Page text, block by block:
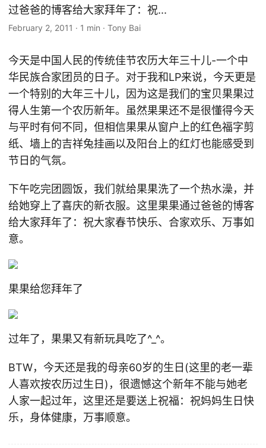
过爸爸的博客给大家拜年了：祝...
February 2, 2011 · 1 min · Tony Bai
今天是中国人民的传统佳节农历大年三十儿-一个中
华民族合家团员的日子。对于我和LP来说，今天更是
一个特别的大年三十儿，因为这是我们的宝贝果果过
得人生第一个农历新年。虽然果果还不是很懂得今天
与平时有何不同，但相信果果从窗户上的红色福字剪
纸、墙上的吉祥兔挂画以及阳台上的红灯也能感受到
节日的气氛。
下午吃完团圆饭，我们就给果果洗了一个热水澡，并
给她穿上了喜庆的新衣服。这里果果通过爸爸的博客
给大家拜年了：祝大家春节快乐、合家欢乐、万事如
意。
果果给您拜年了
过年了，果果又有新玩具吃了^_^。
BTW，今天还是我的母亲60岁的生日(这里的老一辈
人喜欢按农历过生日)，很遗憾这个新年不能与她老
人家一起过年，这里还是要送上祝福：祝妈妈生日快
乐，身体健康，万事顺意。